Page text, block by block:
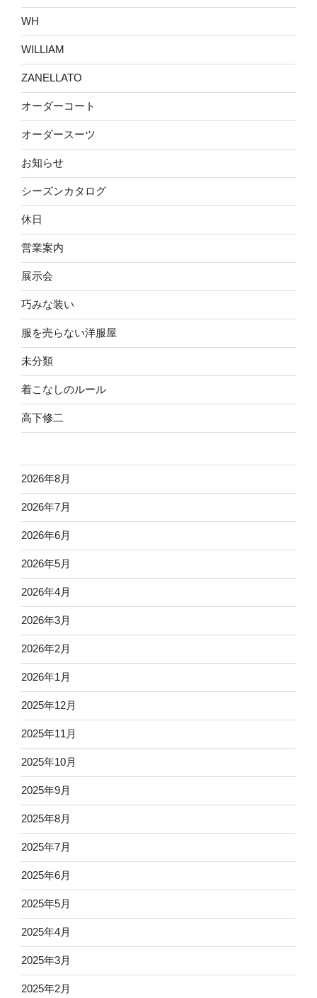
WH
WILLIAM
ZANELLATO
オーダーコート
オーダースーツ
お知らせ
シーズンカタログ
休日
営業案内
展示会
巧みな装い
服を売らない洋服屋
未分類
着こなしのルール
高下修二
2026年8月
2026年7月
2026年6月
2026年5月
2026年4月
2026年3月
2026年2月
2026年1月
2025年12月
2025年11月
2025年10月
2025年9月
2025年8月
2025年7月
2025年6月
2025年5月
2025年4月
2025年3月
2025年2月